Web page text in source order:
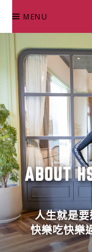
content
MENU
ABOUT
人生就是
快樂吃快樂